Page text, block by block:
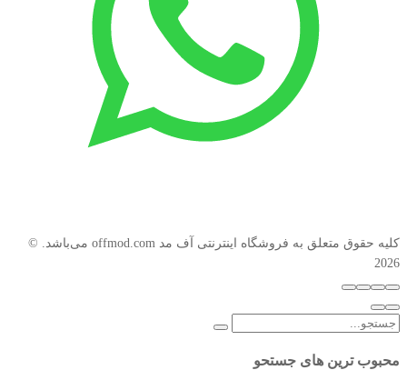
کليه حقوق متعلق به فروشگاه اینترنتی آف مد ‫offmod.com می‌باشد. ©
2026
محبوب ترین های جستحو